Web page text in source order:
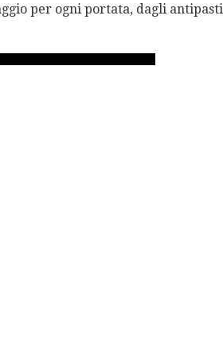
per ogni portata, dagli antipasti